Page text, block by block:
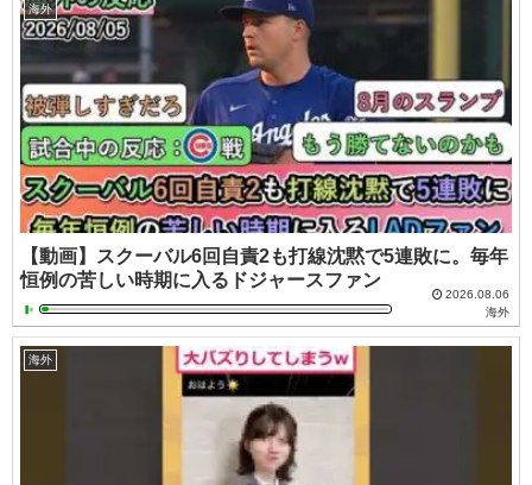
海外
【動画】スクーバル6回自責2も打線沈黙で5連敗に。毎年
恒例の苦しい時期に入るドジャースファン
2026.08.06
海外
海外